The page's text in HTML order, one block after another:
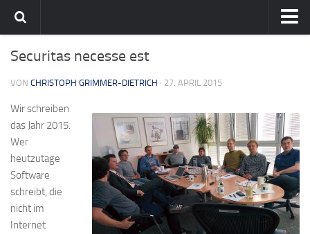
Home
Securitas necesse est
VON CHRISTOPH GRIMMER-DIETRICH · 27. APRIL 2015
Wir schreiben
das Jahr 2015.
Wer
heutzutage
Software
schreibt, die
nicht im
Internet